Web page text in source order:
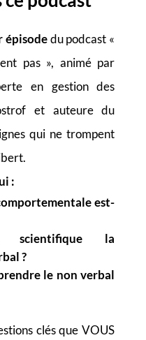
épisodedu podcast «
pas », animé par
en gestion des
et auteure du
qui ne trompent
:
est-
scientifique la
?
le non verbal
clés que VOUS